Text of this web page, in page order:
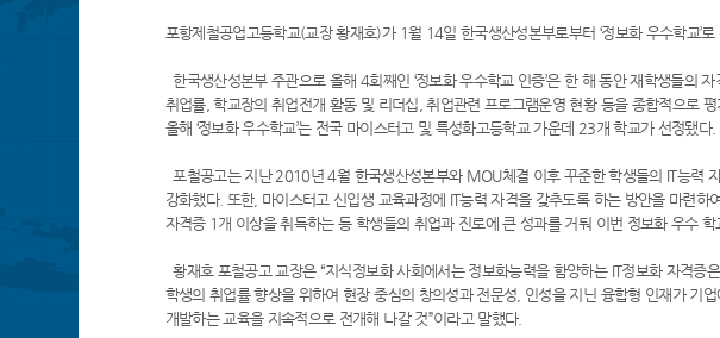
포항제철공업고등학교(교장 황재호)가 1월 14일 한국생산성본부로부터 ‘정보화 우수학교’
한국생산성본부 주관으로 올해 4회째인 ‘정보화 우수학교 인증’은 한 해 동안 재학생들의
취업률, 학교장의 취업전개 활동 및 리더십, 취업관련 프로그램운영 현황 등을 종합적으로
올해 ‘정보화 우수학교’는 전국 마이스터고 및 특성화고등학교 가운데 23개 학교가 선정됐다.
포철공고는 지난 2010년 4월 한국생산성본부와 MOU체결 이후 꾸준한 학생들의 IT능력
강화했다. 또한, 마이스터고 신입생 교육과정에 IT능력 자격을 갖추도록 하는 방안을 마련하
자격증 1개 이상을 취득하는 등 학생들의 취업과 진로에 큰 성과를 거둬 이번 정보화 우수
황재호 포철공고 교장은 “지식정보화 사회에서는 정보화능력을 함양하는 IT정보화 자격증
학생의 취업률 향상을 위하여 현장 중심의 창의성과 전문성, 인성을 지닌 융합형 인재가 기
개발하는 교육을 지속적으로 전개해 나갈 것”이라고 말했다.